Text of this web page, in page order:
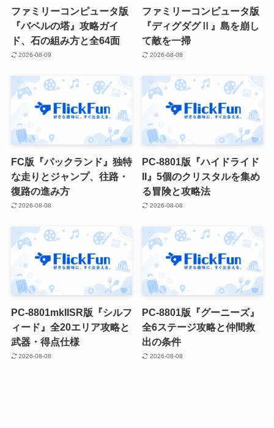
ファミリーコンピュータ版
『バベルの塔』攻略ガイ
ド、石の組み方と全64面
2026-08-09
ファミリーコンピュータ版
『ディグダグⅡ』島を崩し
て敵を一掃
2026-08-08
FC版『パックランド』独特
な走りとジャンプ、往路・
復路の進み方
2026-08-08
PC-8801版『ハイドライド
II』5個のクリスタルを集め
る冒険と攻略法
2026-08-08
PC-8801mkIISR版『シルフ
ィード』全20エリア攻略と
武器・得点仕様
2026-08-08
PC-8801版『グーニーズ』
全6ステージ攻略と仲間救
出の条件
2026-08-08